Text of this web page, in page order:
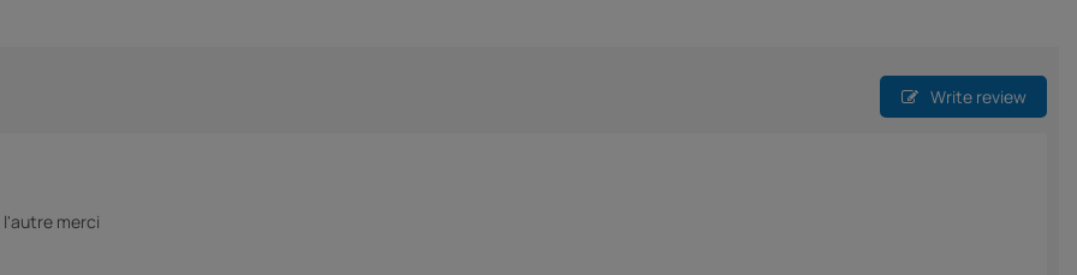
Write review
l'autre merci